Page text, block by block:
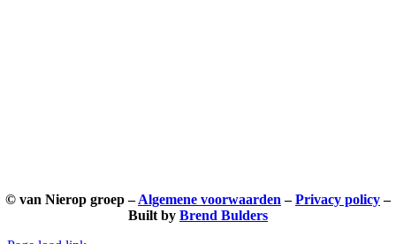
© van Nierop groep –Algemene voorwaarden –Privacy policy–
Built by Brend Bulders